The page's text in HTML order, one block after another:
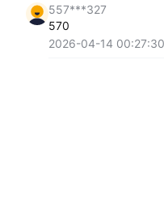
557***327
570
2026-04-14 00:27:30